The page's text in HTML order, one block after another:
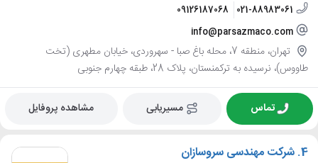
021-88983061
09126187068
info@parsazmaco.com
تهران، منطقه 7، محله باغ صبا - سهروردی، خیابان مطهری (تخت
طاووس)، نرسیده به ترکمنستان، پلاک 28، طبقه چهارم جنوبی
تماس مسیریابی مشاهده پروفایل
4. شرکت مهندسی سروسازان